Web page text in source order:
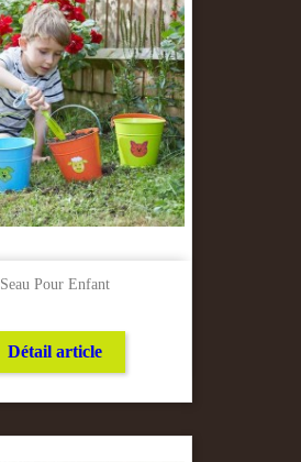
Seau Pour Enfant
Détail article